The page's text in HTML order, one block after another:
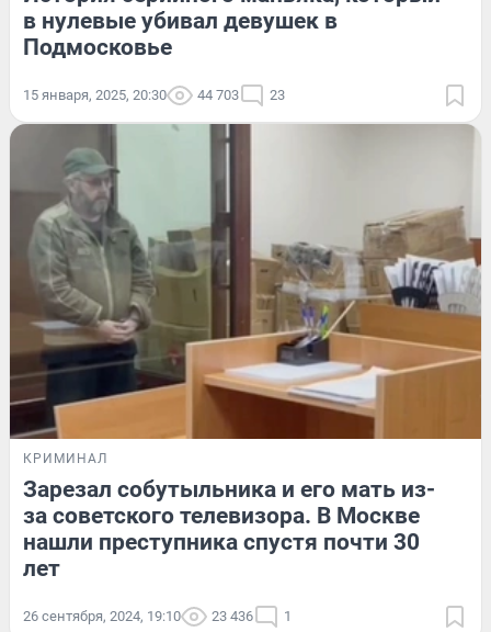
в нулевые убивал девушек в
Подмосковье
15 января, 2025, 20:30 44 703 23
КРИМИНАЛ
Зарезал собутыльника и его мать из-
за советского телевизора. В Москве
нашли преступника спустя почти 30
лет
26 сентября, 2024, 19:10 23 436 1